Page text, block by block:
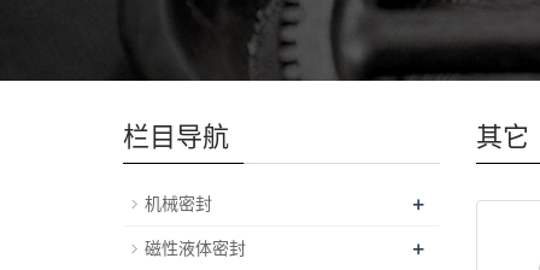
其它
栏目导航
机械密封 +
磁性液体密封 +